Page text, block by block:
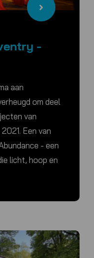
-
aan
om deel
van
Een van
- een
licht, hoop en